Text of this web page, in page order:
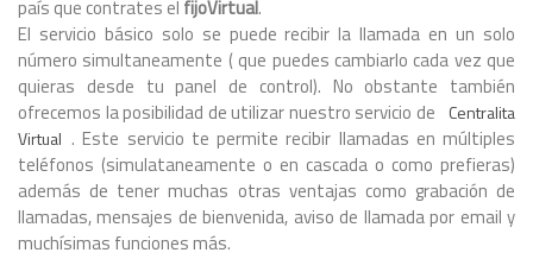
país que contrates el fijoVirtual.
El servicio básico solo se puede recibir la llamada en un solo
número simultaneamente ( que puedes cambiarlo cada vez que
quieras desde tu panel de control). No obstante también
ofrecemos la posibilidad de utilizar nuestro servicio de
Centralita
Virtual . Este servicio te permite recibir llamadas en múltiples
teléfonos (simulataneamente o en cascada o como prefieras)
además de tener muchas otras ventajas como grabación de
llamadas, mensajes de bienvenida, aviso de llamada por email y
muchísimas funciones más.